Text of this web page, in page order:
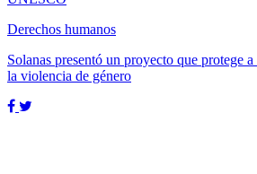
Derechos humanos
Solanas presentó un proyecto que protege
la violencia de género